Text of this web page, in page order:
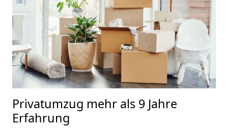
Privatumzug mehr als 9 Jahre
Erfahrung